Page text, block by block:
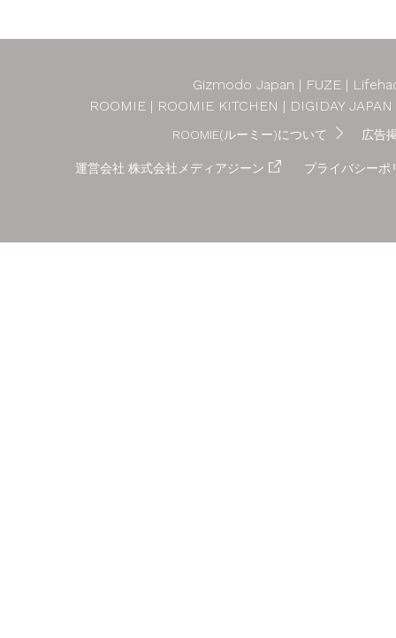
Gizmodo Japan FUZE
ROOMIE
ROOMIE KITCHEN DIGIDAY JAPAN
ROOMIE(ルーミー)について 広告
運営会社 株式会社メディアジーン プライバシーポ